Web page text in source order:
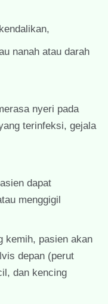
nanah atau darah
nyeri pada
terinfeksi, gejala
dapat
menggigil
kemih, pasien akan
depan (perut
dan kencing